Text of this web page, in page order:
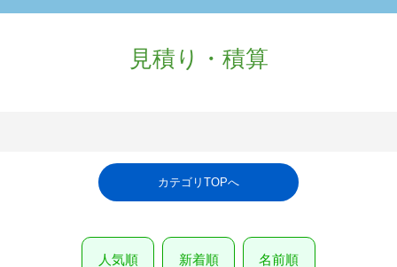
見積り・積算
カテゴリTOPへ
人気順 新着順 名前順